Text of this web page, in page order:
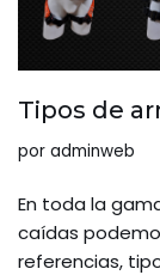
Tipos de
por adminweb
En toda la
caídas
referencias,